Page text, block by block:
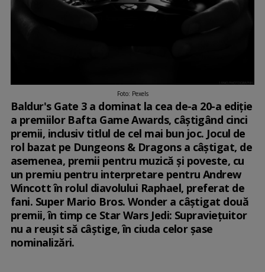
Foto: Pexels
Baldur's Gate 3 a dominat la cea de-a 20-a ediție
a premiilor Bafta Game Awards, câștigând cinci
premii, inclusiv titlul de cel mai bun joc. Jocul de
rol bazat pe Dungeons & Dragons a câștigat, de
asemenea, premii pentru muzică și poveste, cu
un premiu pentru interpretare pentru Andrew
Wincott în rolul diavolului Raphael, preferat de
fani. Super Mario Bros. Wonder a câștigat două
premii, în timp ce Star Wars Jedi: Supraviețuitor
nu a reușit să câștige, în ciuda celor șase
nominalizări.